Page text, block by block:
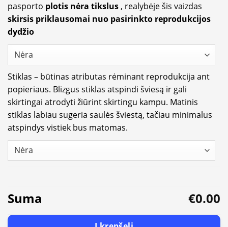
pasporto plotis nėra tikslus, realybėje šis vaizdas
skirsis priklausomai nuo pasirinkto reprodukcijos
dydžio
Stiklas – būtinas atributas rėminant reprodukcija ant
popieriaus. Blizgus stiklas atspindi šviesą ir gali
skirtingai atrodyti žiūrint skirtingu kampu. Matinis
stiklas labiau sugeria saulės šviestą, tačiau minimalus
atspindys vistiek bus matomas.
Suma €0.00